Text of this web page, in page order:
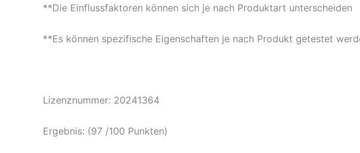
**Die Einflussfaktoren können sich je nach Produktart unterscheiden
**Es können spezifische Eigenschaften je nach Produkt getestet
Lizenznummer: 20241364
Ergebnis: (97 /100 Punkten)